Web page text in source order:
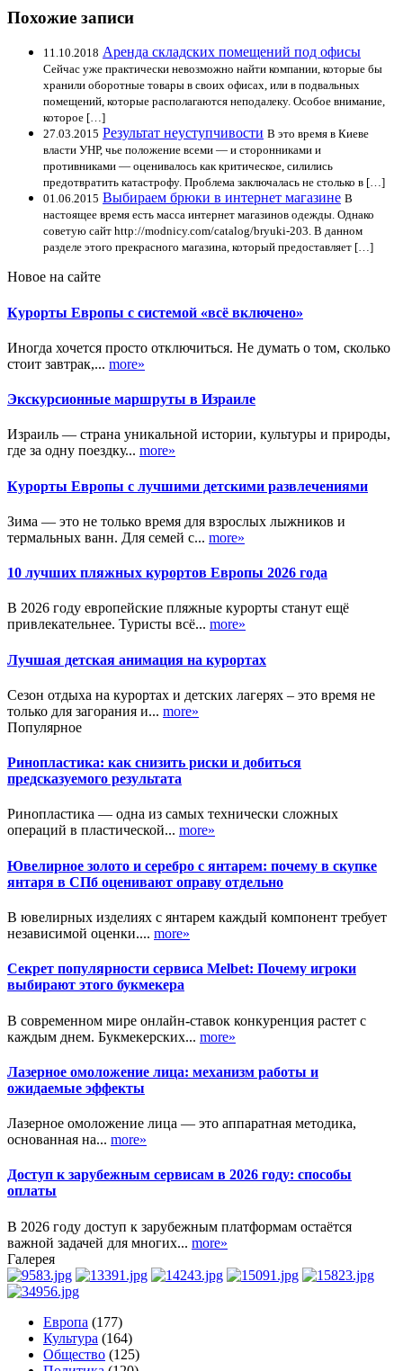
Похожие записи
11.10.2018 Аренда складских помещений под офисы
Сейчас уже практически невозможно найти компании, которые бы
хранили оборотные товары в своих офисах, или в подвальных
помещений, которые располагаются неподалеку. Особое внимание,
которое […]
27.03.2015 Результат неуступчивости В это время в Киеве
власти УНР, чье положение всеми — и сторонниками и
противниками — оценивалось как критическое, силились
предотвратить катастрофу. Проблема заключалась не столько в […]
01.06.2015 Выбираем брюки в интернет магазине В
настоящее время есть масса интернет магазинов одежды. Однако
советую сайт http://modnicy.com/catalog/bryuki-203. В данном
разделе этого прекрасного магазина, который предоставляет […]
Новое на сайте
Курорты Европы с системой «всё включено»
Иногда хочется просто отключиться. Не думать о том, сколько
стоит завтрак,... more»
Экскурсионные маршруты в Израиле
Израиль — страна уникальной истории, культуры и природы,
где за одну поездку... more»
Курорты Европы с лучшими детскими развлечениями
Зима — это не только время для взрослых лыжников и
термальных ванн. Для семей с... more»
10 лучших пляжных курортов Европы 2026 года
В 2026 году европейские пляжные курорты станут ещё
привлекательнее. Туристы всё... more»
Лучшая детская анимация на курортах
Сезон отдыха на курортах и детских лагерях – это время не
только для загорания и... more»
Популярное
Ринопластика: как снизить риски и добиться
предсказуемого результата
Ринопластика — одна из самых технически сложных
операций в пластической... more»
Ювелирное золото и серебро с янтарем: почему в скупке
янтаря в СПб оценивают оправу отдельно
В ювелирных изделиях с янтарем каждый компонент требует
независимой оценки.... more»
Секрет популярности сервиса Melbet: Почему игроки
выбирают этого букмекера
В современном мире онлайн-ставок конкуренция растет с
каждым днем. Букмекерских... more»
Лазерное омоложение лица: механизм работы и
ожидаемые эффекты
Лазерное омоложение лица — это аппаратная методика,
основанная на... more»
Доступ к зарубежным сервисам в 2026 году: способы
оплаты
В 2026 году доступ к зарубежным платформам остаётся
важной задачей для многих... more»
Галерея
Европа (177)
Культура (164)
Общество (125)